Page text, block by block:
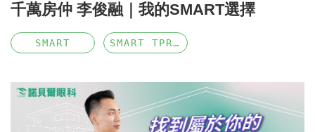
千萬房仲 李俊融｜我的SMART選擇
SMART SMART TPRK4.0